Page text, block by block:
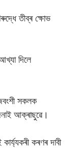
তীব্ৰ ক্ষোভ
দিলে
সকলক
আক্ৰাছুৱে।
কৰণৰ দাবী